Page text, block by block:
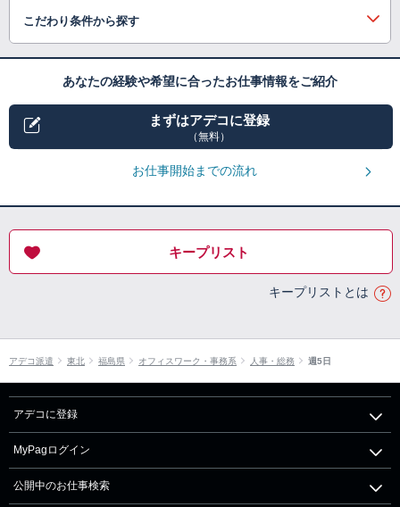
こだわり条件から探す
あなたの経験や希望に合ったお仕事情報をご紹介
まずはアデコに登録
（無料）
お仕事開始までの流れ
キープリスト
キープリストとは
アデコ派遣 東北 福島県 オフィスワーク・事務系 人事・総務 週5日
アデコに登録
MyPagログイン
公開中のお仕事検索